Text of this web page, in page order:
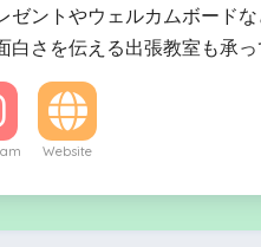
ゼントやウェルカムボード
白さを伝える出張教室も承っ
Website